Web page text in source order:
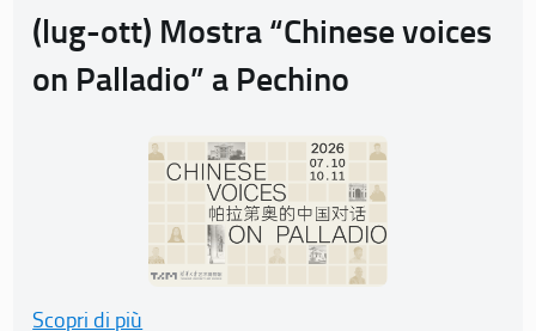
(lug-ott) Mostra “Chinese voices
on Palladio” a Pechino
Scopri di più